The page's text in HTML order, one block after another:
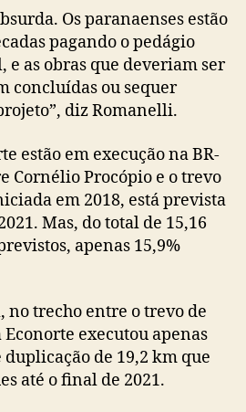
Os paranaenses estão
pagando o pedágio
e as obras que deveriam ser
concluídas ou sequer
diz Romanelli.
estão em execução na BR-
Cornélio Procópio e o trevo
em 2018, está prevista
Mas, do total de 15,16
apenas 15,9%
no trecho entre o trevo de
executou apenas
duplicação de 19,2 km que
até o final de 2021.